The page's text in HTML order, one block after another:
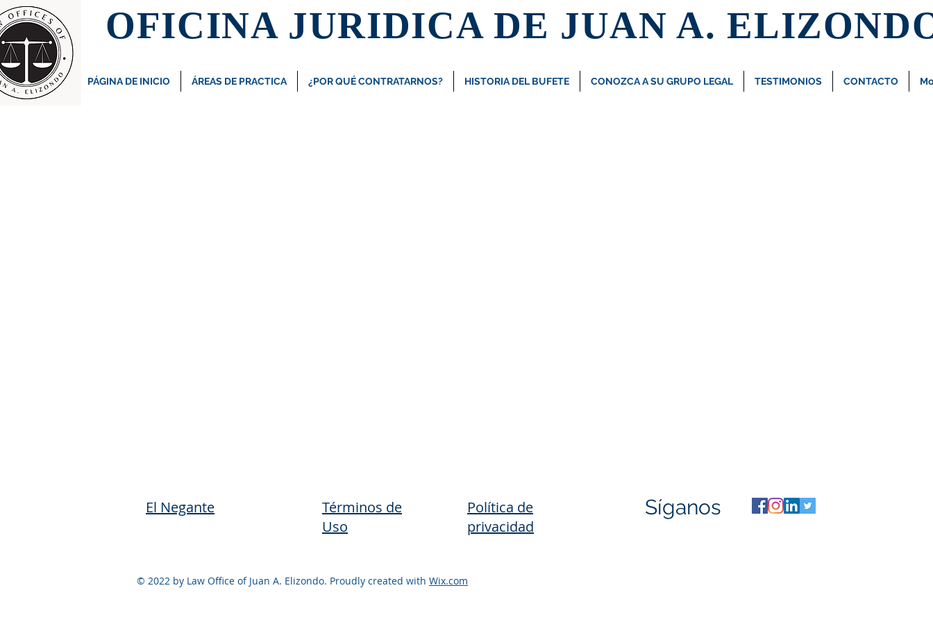
OFICINA JURIDICA DE JUAN A.
PÁGINA DE INICIO ÁREAS DE PRACTICA ¿POR QUÉ CONTRATARNOS? HISTORIA DEL BUFETE CONOZCA A SU GRUPO LEGAL TESTIMONIOS CONTACTO
El Negante
Términos de
Uso
Política de
privacidad
Síganos
© 2022 by Law Office of Juan A. Elizondo. Proudly created with Wix.com